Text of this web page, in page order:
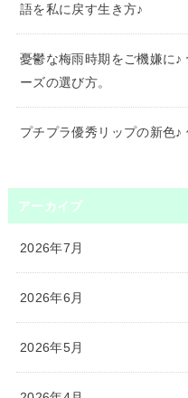
語を私に戻す生き方♪
憂鬱な梅雨時期をご機嫌に♪
ーズの選び方。
プチプラ優秀リップの新色♪
アーカイブ
2026年7月
2026年6月
2026年5月